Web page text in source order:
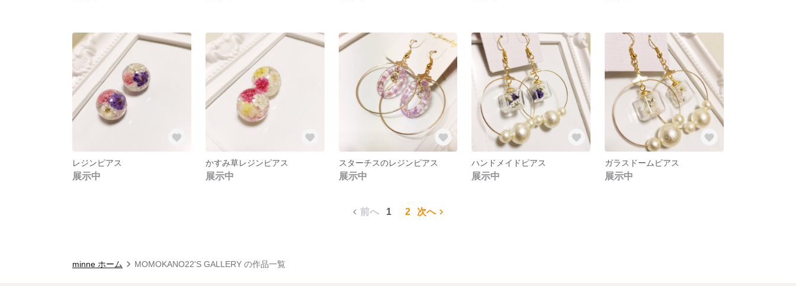
レジンピアス
展示中
かすみ草レジンピアス
展示中
スターチスのレジンピアス
展示中
ハンドメイドピアス
展示中
ガラスドームピアス
展示中
前へ 1 2 次へ
minne ホーム MOMOKANO22'S GALLERY の作品一覧